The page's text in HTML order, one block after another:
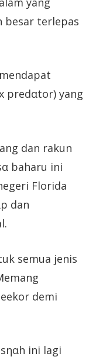
besar terlepas
predαtor) yang
dan rakun
baharu ini
Florida
dan
semua jenis
demi
ini lagi